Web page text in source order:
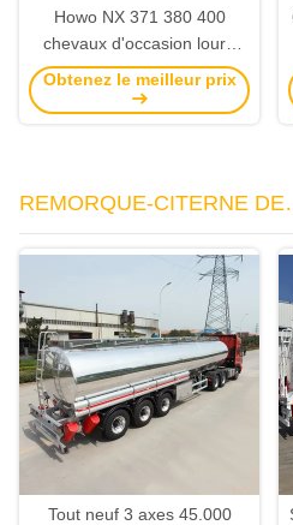
Howo NX 371 380 400
chevaux d'occasion lourd
6x4 8x4 déchargeuse à
bascule Sinotruk et moteur
Obtenez le meilleur prix
REMORQUE-CITERNE DE
CARBURANT
Tout neuf 3 axes 45.000